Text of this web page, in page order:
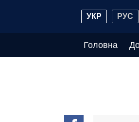
УКР РУС
Головна